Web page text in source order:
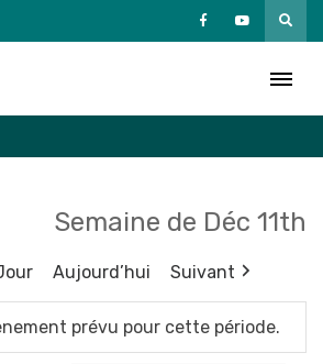
Semaine de Déc 11th
Aujourd’hui Suivant
prévu pour cette période.